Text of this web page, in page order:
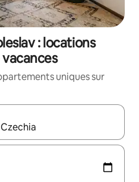
: locations
uniques sur
utilisez les flèches vers le